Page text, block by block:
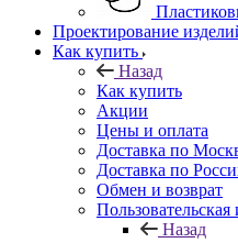
Проектирование
Как купить
Назад
Как купить
Акции
Цены и оплата
Доставка по
Доставка по
Обмен и возврат
Назад